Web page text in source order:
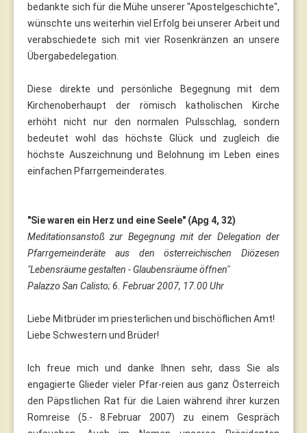
bedankte sich für die Mühe unserer "Apostelgeschichte",
wünschte uns weiterhin viel Erfolg bei unserer Arbeit und
verabschiedete sich mit vier Rosenkränzen an unsere
Übergabedelegation.
Diese direkte und persönliche Begegnung mit dem
Kirchenoberhaupt der römisch katholischen Kirche
erhöht nicht nur den normalen Pulsschlag, sondern
bedeutet wohl das höchste Glück und zugleich die
höchste Auszeichnung und Belohnung im Leben eines
einfachen Pfarrgemeinderates.
"Sie waren ein Herz und eine Seele" (Apg 4, 32)
Meditationsanstoß zur Begegnung mit der Delegation der
Pfarrgemeinderäte aus den österreichischen Diözesen
"Lebensräume gestalten - Glaubensräume öffnen"
Palazzo San Calisto; 6. Februar 2007, 17.00 Uhr
Liebe Mitbrüder im priesterlichen und bischöflichen Amt!
Liebe Schwestern und Brüder!
Ich freue mich und danke Ihnen sehr, dass Sie als
engagierte Glieder vieler Pfar-reien aus ganz Österreich
den Päpstlichen Rat für die Laien während ihrer kurzen
Romreise (5.- 8.Februar 2007) zu einem Gespräch